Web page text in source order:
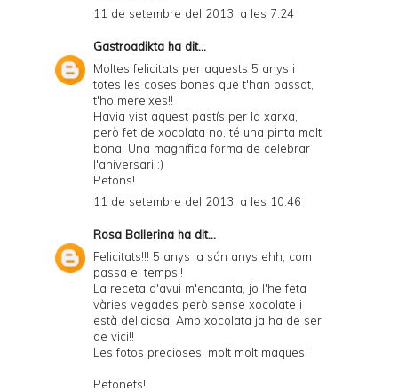
11 de setembre del 2013, a les 7:24
Gastroadikta ha dit...
Moltes felicitats per aquests 5 anys i
totes les coses bones que t'han passat,
t'ho mereixes!!
Havia vist aquest pastís per la xarxa,
però fet de xocolata no, té una pinta molt
bona! Una magnífica forma de celebrar
l'aniversari :)
Petons!
11 de setembre del 2013, a les 10:46
Rosa Ballerina ha dit...
Felicitats!!! 5 anys ja són anys ehh, com
passa el temps!!
La receta d'avui m'encanta, jo l'he feta
vàries vegades però sense xocolate i
està deliciosa. Amb xocolata ja ha de ser
de vici!!
Les fotos precioses, molt molt maques!
Petonets!!